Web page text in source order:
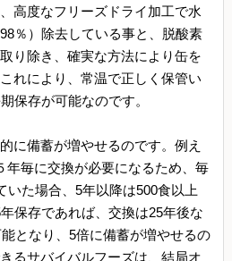
高度なフリーズドライ加工で水
％）除去している事と、脱酸素
り除き、確実な方法により缶を
れにより、常温で正しく保管い
保存が可能なのです。
に備蓄が増やせるのです。例え
年毎に交換が必要になるため、毎
いた場合、5年以降は500食以上
保存であれば、交換は25年後な
となり、5倍に備蓄が増やせるの
るサバイバルフーズは、結局オ